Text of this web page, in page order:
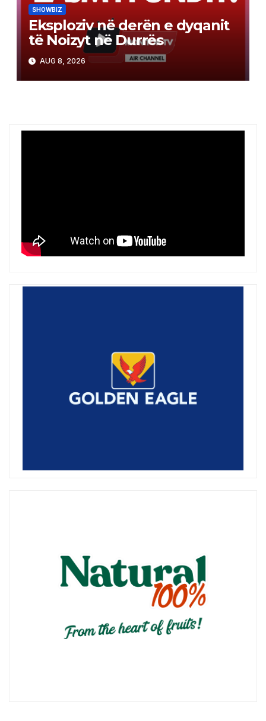
SHOWBIZ
Eksploziv në derën e dyqanit
të Noizyt në Durrës
AUG 8, 2026